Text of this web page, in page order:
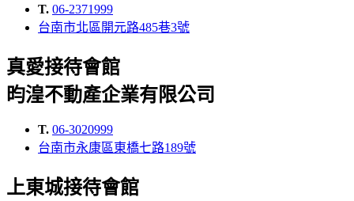
T. 06-2371999
台南市北區開元路485巷3號
真愛接待會館
昀湟不動產企業有限公司
T. 06-3020999
台南市永康區東橋七路189號
上東城接待會館